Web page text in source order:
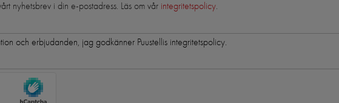
nyhetsbrev i din e-postadress. Läs om vår integritetspolicy.
och erbjudanden, jag godkänner Puustellis integritetspolicy.